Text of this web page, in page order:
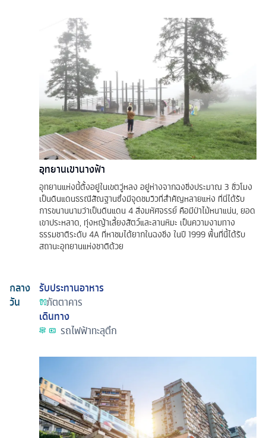
อุทยานเขานางฟ้า
อุทยานแห่งนี้ตั้งอยู่ในเขตวู่หลง อยู่ห่างจากฉงชิ่งประมาณ 3 ชั่วโมง
เป็นดินแดนธรณีสัณฐานซึ่งมีจุดชมวิวที่สำคัญหลายแห่ง ที่นี่ได้รับ
การขนานนามว่าเป็นดินแดน 4 สิ่งมหัศจรรย์ คือมีป่าไม้หนาแน่น, ยอด
เขาประหลาด, ทุ่งหญ้าเลี้ยงสัตว์และลานหิมะ เป็นความงามทาง
ธรรมชาติระดับ 4A ที่หาชมได้ยากในฉงชิ่ง ในปี 1999 พื้นที่นี้ได้รับ
สถานะอุทยานแห่งชาติด้วย
กลาง
วัน
รับประทานอาหาร
ภัตตาคาร
เดินทาง
รถไฟฟ้าทะลุตึก